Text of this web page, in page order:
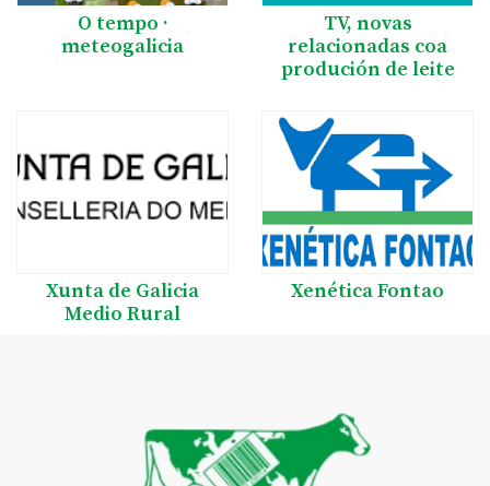
O tempo ·
meteogalicia
TV, novas
relacionadas coa
produción de leite
Xunta de Galicia
Medio Rural
Xenética Fontao